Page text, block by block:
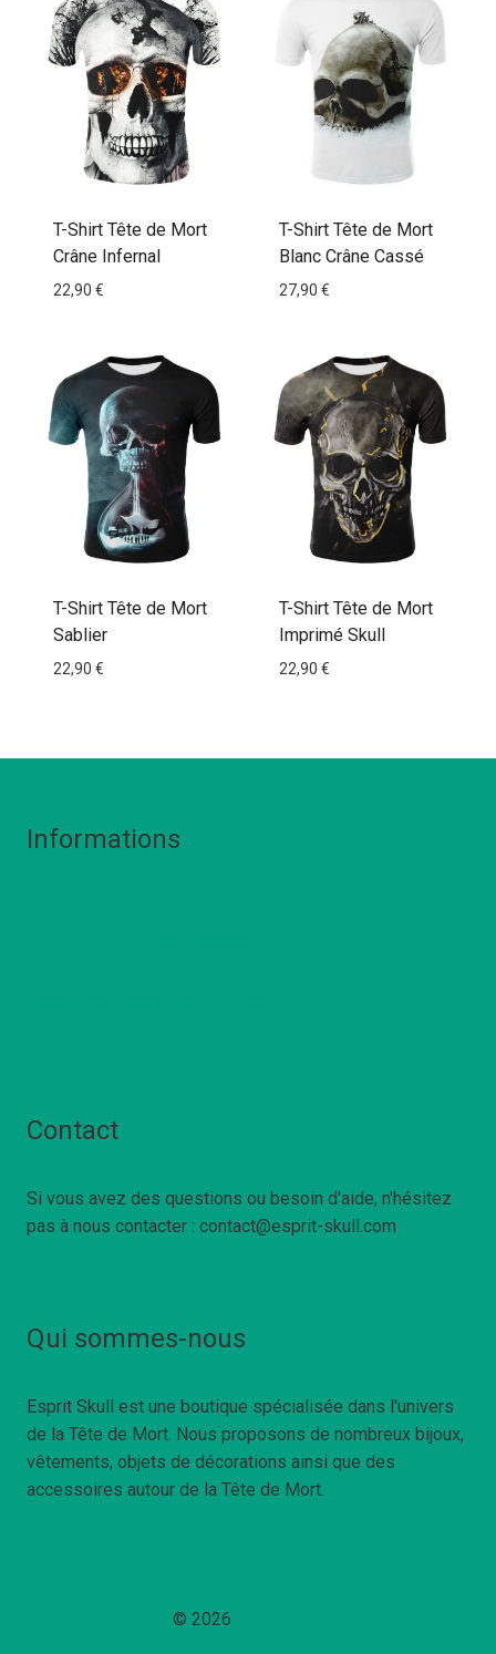
T-Shirt Tête de Mort
Crâne Infernal
22,90 €
T-Shirt Tête de Mort
Blanc Crâne Cassé
27,90 €
T-Shirt Tête de Mort
Sablier
22,90 €
T-Shirt Tête de Mort
Imprimé Skull
22,90 €
Informations
Contact
Si vous avez des questions ou besoin d'aide, n'hésitez
pas à nous contacter : contact@esprit-skull.com
Qui sommes-nous
Esprit Skull est une boutique spécialisée dans l'univers
de la Tête de Mort. Nous proposons de nombreux bijoux,
vêtements, objets de décorations ainsi que des
accessoires autour de la Tête de Mort.
© 2026